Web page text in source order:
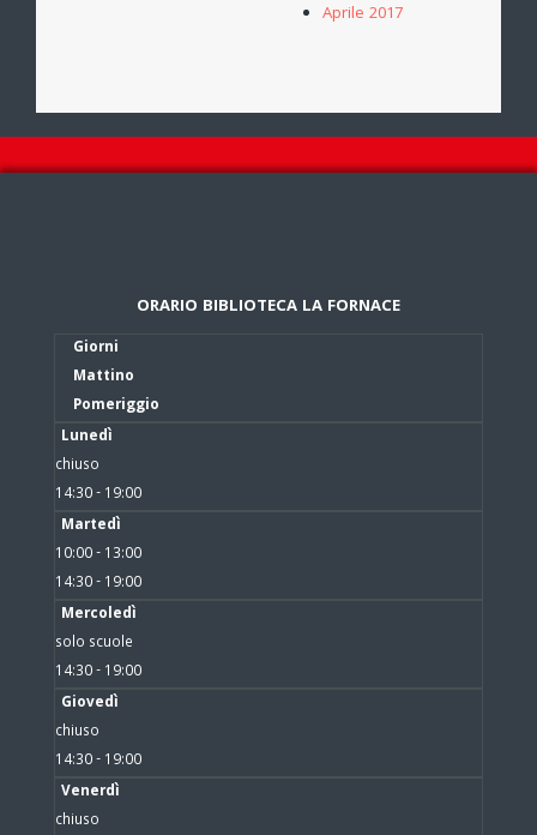
Aprile 2017
ORARIO BIBLIOTECA LA FORNACE
Giorni
Mattino
Pomeriggio
Lunedì
chiuso
14:30 - 19:00
Martedì
10:00 - 13:00
14:30 - 19:00
Mercoledì
solo scuole
14:30 - 19:00
Giovedì
chiuso
14:30 - 19:00
Venerdì
chiuso